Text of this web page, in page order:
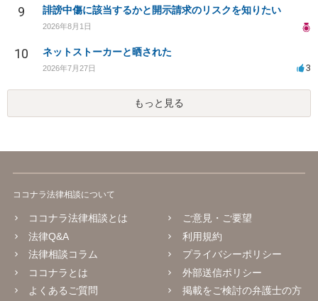
9 誹謗中傷に該当するかと開示請求のリスクを知りたい
2026年8月1日
10 ネットストーカーと晒された
2026年7月27日 3
もっと見る
ココナラ法律相談について
ココナラ法律相談とは
法律Q&A
法律相談コラム
ココナラとは
よくあるご質問
ご意見・ご要望
利用規約
プライバシーポリシー
外部送信ポリシー
掲載をご検討の弁護士の方